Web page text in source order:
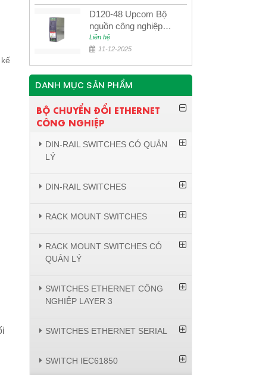
D120-48 Upcom Bộ
nguồn công nghiệp
đầu ra đơn 120W
48VDC
Liên hệ
11-12-2025
DANH MỤC SẢN PHẨM
BỘ CHUYỂN ĐỔI ETHERNET
CÔNG NGHIỆP
DIN-RAIL SWITCHES CÓ QUẢN
LÝ
DIN-RAIL SWITCHES
RACK MOUNT SWITCHES
RACK MOUNT SWITCHES CÓ
QUẢN LÝ
SWITCHES ETHERNET CÔNG
NGHIỆP LAYER 3
SWITCHES ETHERNET SERIAL
SWITCH IEC61850